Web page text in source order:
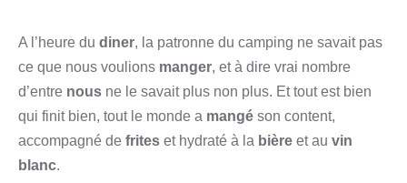
A l’heure du diner, la patronne du camping ne savait pas
ce que nous voulions manger, et à dire vrai nombre
d’entre nous ne le savait plus non plus. Et tout est bien
qui finit bien, tout le monde a mangé son content,
accompagné de frites et hydraté à la bière et au vin
blanc.